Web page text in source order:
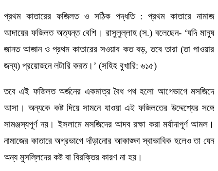
প্রথম কাতারের ফজিলত ও সঠিক পদ্ধতি : প্রথম কাতারে নামাজ
আদায়ের ফজিলত অত্যন্ত বেশি। রাসুলুল্লাহ (স.) বলেছেন- ‘যদি মানুষ
জানত আজান ও প্রথম কাতারের সওয়াব কত বড়, তবে তারা (তা পাওয়ার
জন্য) প্রয়োজনে লটারি করত।’ (সহিহ বুখারি: ৬১৫)
তবে এই ফজিলত অর্জনের একমাত্র বৈধ পথ হলো আগেভাগে মসজিদে
আসা। অন্যকে কষ্ট দিয়ে সামনে যাওয়া এই ফজিলতের উদ্দেশ্যের সঙ্গে
সামঞ্জস্যপূর্ণ নয়। ইসলামে মসজিদের আদব রক্ষা করা মর্যাদাপূর্ণ আমল।
নামাজের কাতারে অগ্রভাগে দাঁড়ানোর আকাঙ্ক্ষা স্বাভাবিক হলেও তা যেন
অন্য মুসল্লিদের কষ্ট বা বিরক্তির কারণ না হয়।